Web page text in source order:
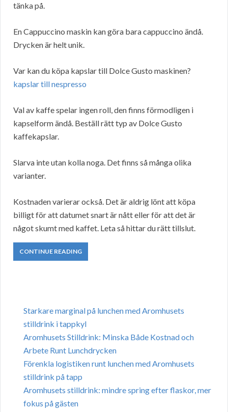
tänka på.
En Cappuccino maskin kan göra bara cappuccino ändå.
Drycken är helt unik.
Var kan du köpa kapslar till Dolce Gusto maskinen?
kapslar till nespresso
Val av kaffe spelar ingen roll, den finns förmodligen i
kapselform ändå. Beställ rätt typ av Dolce Gusto
kaffekapslar.
Slarva inte utan kolla noga. Det finns så många olika
varianter.
Kostnaden varierar också. Det är aldrig lönt att köpa
billigt för att datumet snart är nått eller för att det är
något skumt med kaffet. Leta så hittar du rätt tillslut.
CONTINUE READING
Starkare marginal på lunchen med Aromhusets
stilldrink i tappkyl
Aromhusets Stilldrink: Minska Både Kostnad och
Arbete Runt Lunchdrycken
Förenkla logistiken runt lunchen med Aromhusets
stilldrink på tapp
Aromhusets stilldrink: mindre spring efter flaskor, mer
fokus på gästen